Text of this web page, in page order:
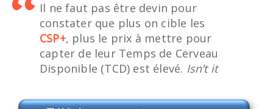
Il ne faut pas être devin pour
constater que plus on cible les
CSP+, plus le prix à mettre pour
capter de leur Temps de Cerveau
Disponible (TCD) est élevé. Isn’t it